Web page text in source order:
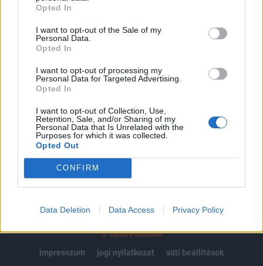
Opted In
I want to opt-out of the Sale of my
Personal Data.
Opted In
I want to opt-out of processing my
Personal Data for Targeted Advertising.
Opted In
I want to opt-out of Collection, Use,
Retention, Sale, and/or Sharing of my
Personal Data that Is Unrelated with the
Purposes for which it was collected.
Opted Out
CONFIRM
Data Deletion Data Access Privacy Policy
regisztrációhoz kötött.
Az előfizetés a következőket tartalmazza:
Portfolio.hu teljes cikkarchívum
Kötéslisták: BÉT elmúlt 2 év napon belüli
kötéslistái
MÁR ELŐFIZETŐNK VAGY? BEJELENTKEZÉS
© 2026 Portfolio
impresszum
jogi nyilatkozat süti beállítások